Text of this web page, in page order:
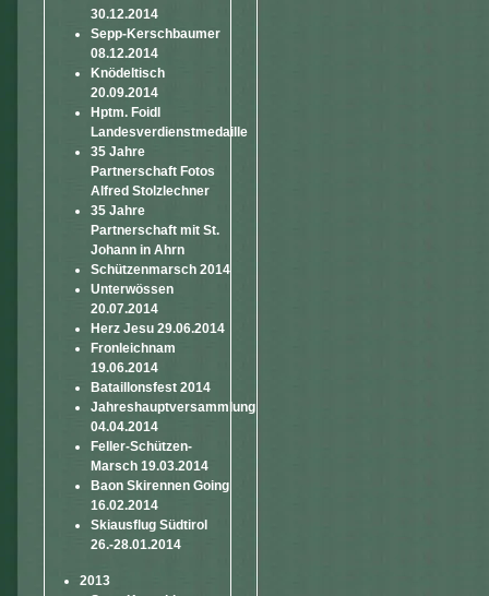
30.12.2014
Sepp-Kerschbaumer
08.12.2014
Knödeltisch
20.09.2014
Hptm. Foidl
Landesverdienstmedaille
35 Jahre
Partnerschaft Fotos
Alfred Stolzlechner
35 Jahre
Partnerschaft mit St.
Johann in Ahrn
Schützenmarsch 2014
Unterwössen
20.07.2014
Herz Jesu 29.06.2014
Fronleichnam
19.06.2014
Bataillonsfest 2014
Jahreshauptversammlung
04.04.2014
Feller-Schützen-
Marsch 19.03.2014
Baon Skirennen Going
16.02.2014
Skiausflug Südtirol
26.-28.01.2014
2013